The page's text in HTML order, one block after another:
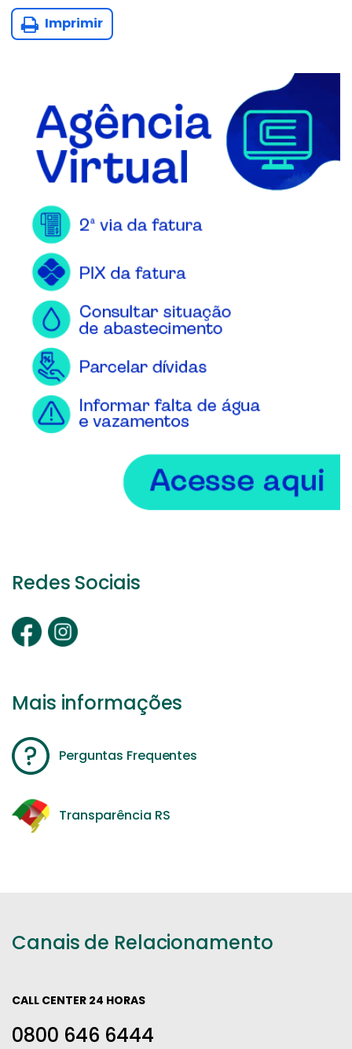
Imprimir
Redes Sociais
Mais informações
Perguntas Frequentes
Transparência RS
Canais de Relacionamento
CALL CENTER 24 HORAS
0800 646 6444